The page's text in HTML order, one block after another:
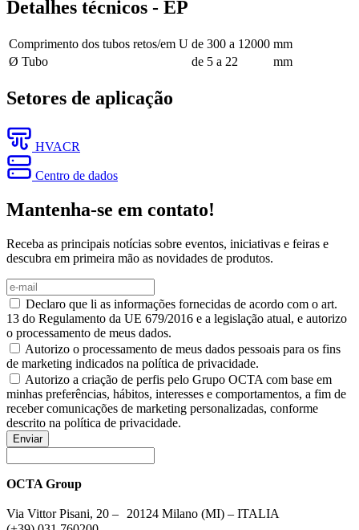
Detalhes técnicos - EP
Comprimento dos tubos retos/em U de 300 a 12000 mm
Ø Tubo
de 5 a 22 mm
Setores de aplicação
HVACR
Centro de dados
Mantenha-se em contato!
Receba as principais notícias sobre eventos, iniciativas e feiras e
descubra em primeira mão as novidades de produtos.
Declaro que li as informações fornecidas de acordo com o art.
13 do Regulamento da UE 679/2016 e a legislação atual, e autorizo
o processamento de meus dados.
Autorizo o processamento de meus dados pessoais para os fins
de marketing indicados na política de privacidade.
Autorizo a criação de perfis pelo Grupo OCTA com base em
minhas preferências, hábitos, interesses e comportamentos, a fim de
receber comunicações de marketing personalizadas, conforme
descrito na política de privacidade.
Enviar
OCTA Group
Via Vittor Pisani, 20 – 20124 Milano (MI) – ITALIA